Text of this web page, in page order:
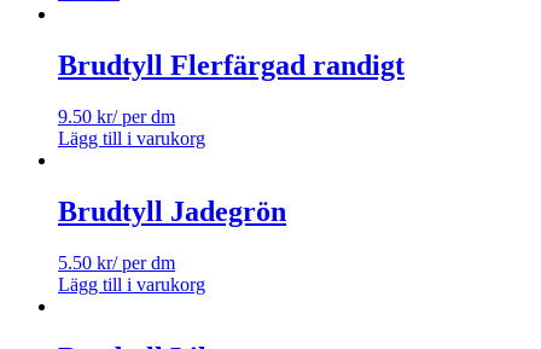
Brudtyll Flerfärgad randigt
9.50 kr/ per dm
Lägg till i varukorg
Brudtyll Jadegrön
5.50 kr/ per dm
Lägg till i varukorg